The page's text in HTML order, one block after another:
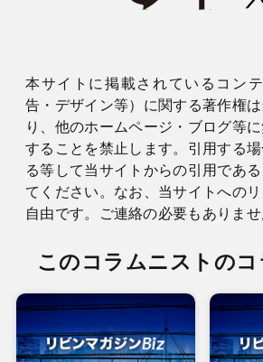
本サイトに掲載されているコン
告・デザイン等）に関する著作権
り、他のホームページ・ブログ等
することを禁止します。引用する
る等して当サイトからの引用であ
てください。なお、当サイトへの
自由です。ご連絡の必要もありませ
このコラムニストのコ